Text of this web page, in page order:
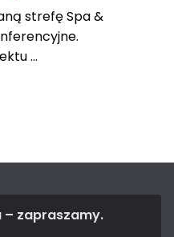
strefę Spa &
...
– zapraszamy.